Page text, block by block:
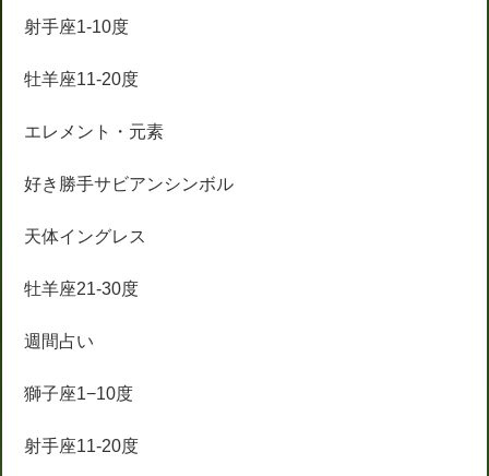
射手座1-10度
牡羊座11-20度
エレメント・元素
好き勝手サビアンシンボル
天体イングレス
牡羊座21-30度
週間占い
獅子座1−10度
射手座11-20度